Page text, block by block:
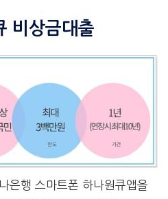
비상금대출
은행 스마트폰 하나원큐앱을